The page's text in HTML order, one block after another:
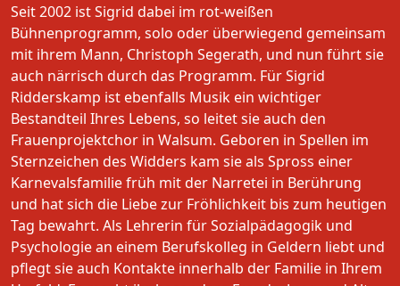
Seit 2002 ist Sigrid dabei im rot-weißen
Bühnenprogramm, solo oder überwiegend gemeinsam
mit ihrem Mann, Christoph Segerath, und nun führt sie
auch närrisch durch das Programm. Für Sigrid
Ridderskamp ist ebenfalls Musik ein wichtiger
Bestandteil Ihres Lebens, so leitet sie auch den
Frauenprojektchor in Walsum. Geboren in Spellen im
Sternzeichen des Widders kam sie als Spross einer
Karnevalsfamilie früh mit der Narretei in Berührung
und hat sich die Liebe zur Fröhlichkeit bis zum heutigen
Tag bewahrt. Als Lehrerin für Sozialpädagogik und
Psychologie an einem Berufskolleg in Geldern liebt und
pflegt sie auch Kontakte innerhalb der Familie in Ihrem